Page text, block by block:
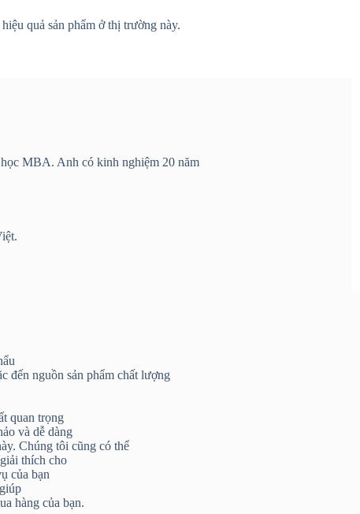
quả sản phẩm ở thị trường này.
MBA. Anh có kinh nghiệm 20 năm
đến nguồn sản phẩm chất lượng
quan trọng
và dễ dàng
Chúng tôi cũng có thể
thích cho
của bạn
hàng của bạn.